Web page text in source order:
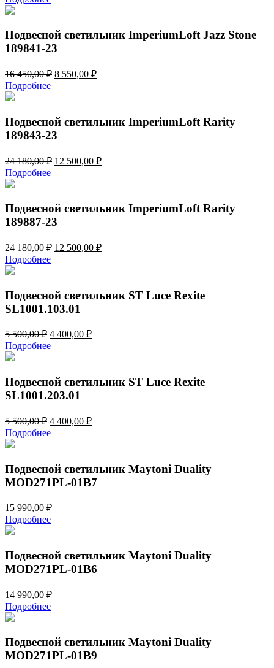
450,00 ₽.
Подвесной светильник ImperiumLoft Jazz Stone
189841-23
16 450,00₽ Первоначальная
450,00 ₽.
8 550,00 ₽Текущая
Подробнее
Подвесной светильник ImperiumLoft Rarity
189843-23
24 180,00₽ Первоначальная
180,00 ₽.
12 500,00 ₽Текущая
Подробнее
Подвесной светильник ImperiumLoft Rarity
189887-23
24 180,00₽ Первоначальная
180,00 ₽.
12 500,00 ₽Текущая
Подробнее
Подвесной светильник ST Luce Rexite
SL1001.103.01
5 500,00₽ Первоначальная
цена
составляла
500,00 ₽.
4 400,00 ₽Текущая
Подробнее
Подвесной светильник ST Luce Rexite
SL1001.203.01
5 500,00₽ Первоначальная
цена
составляла
500,00 ₽.
4 400,00 ₽Текущая
Подробнее
Подвесной светильник Maytoni Duality
MOD271PL-01B7
15 990,00 ₽
Подробнее
Подвесной светильник Maytoni Duality
MOD271PL-01B6
14 990,00 ₽
Подробнее
Подвесной светильник Maytoni Duality
MOD271PL-01B9